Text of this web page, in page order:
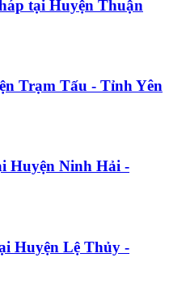
tại Huyện Thuận
Trạm Tấu - Tỉnh Yên
Huyện Ninh Hải -
Huyện Lệ Thủy -